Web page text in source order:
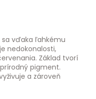
sa vďaka ľahkému
nedokonalosti,
Základ tvorí
pigment.
a zároveň